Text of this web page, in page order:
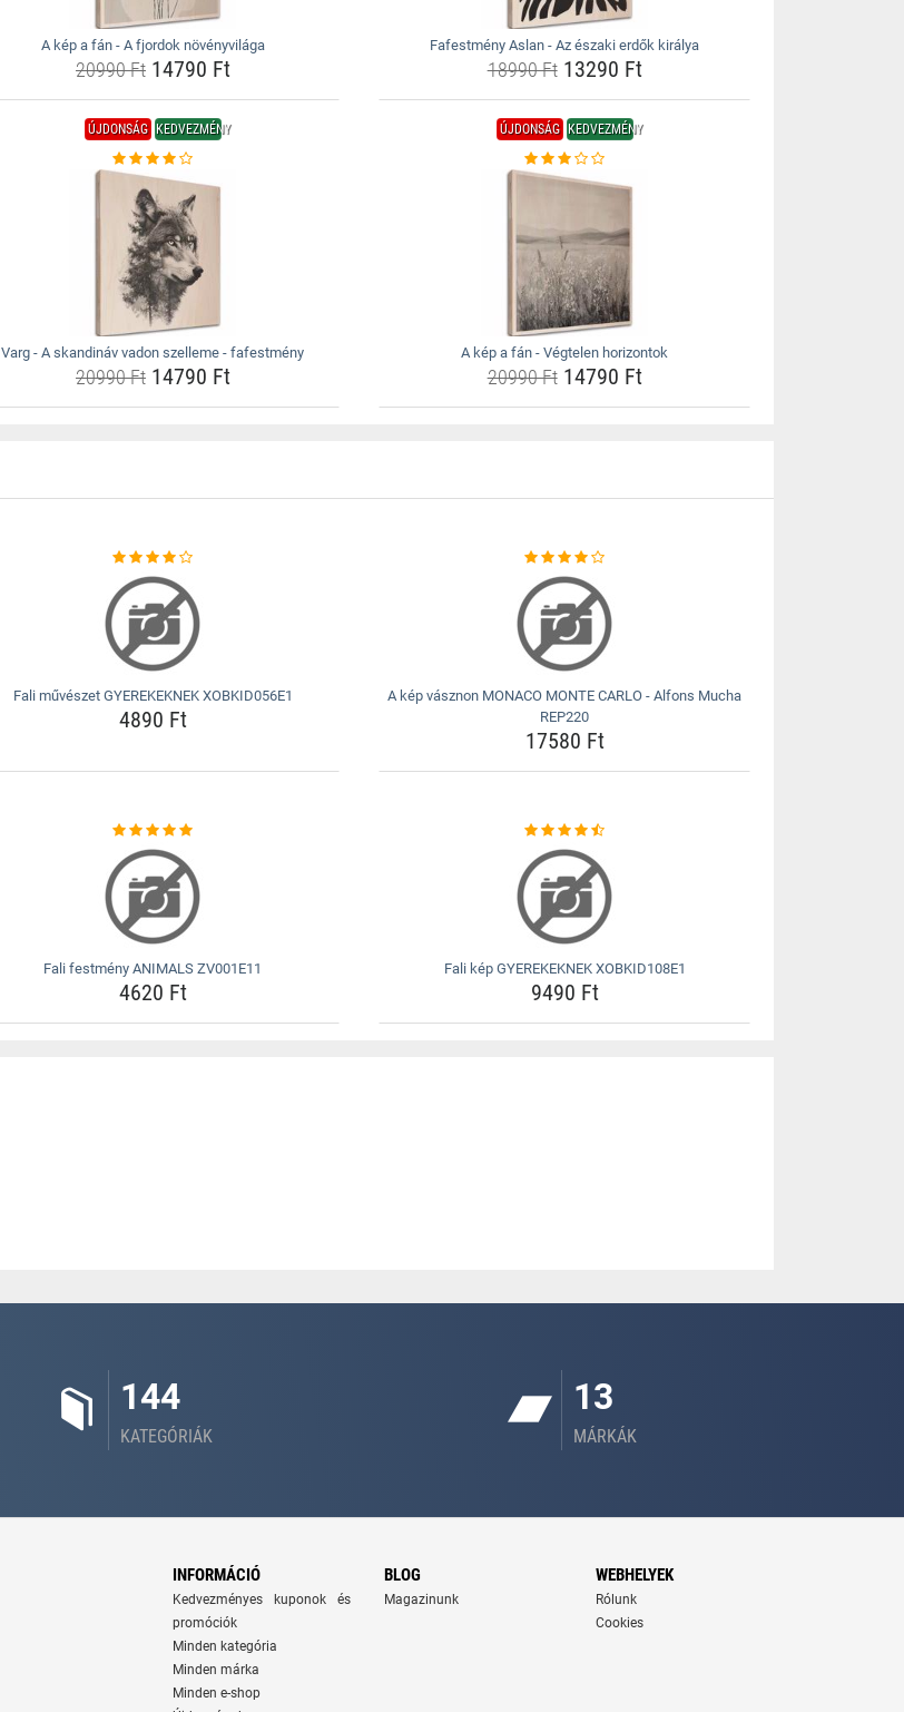
A kép a fán - A fjordok növényvilága
20990 Ft14790 Ft
Fafestmény Aslan - Az északi erdők királya
18990 Ft13290 Ft
ÚJDONSÁG KEDVEZMÉNY
Varg - A skandináv vadon szelleme - fafestmény
20990 Ft14790 Ft
ÚJDONSÁG KEDVEZMÉNY
A kép a fán - Végtelen horizontok
20990 Ft14790 Ft
Fali művészet GYEREKEKNEK XOBKID056E1
4890 Ft
A kép vásznon MONACO MONTE CARLO - Alfons Mucha
REP220
17580 Ft
Fali festmény ANIMALS ZV001E11
4620 Ft
Fali kép GYEREKEKNEK XOBKID108E1
9490 Ft
144
KATEGÓRIÁK
13
MÁRKÁK
INFORMÁCIÓ
Kedvezményes kuponok és
promóciók
Minden kategória
Minden márka
Minden e-shop
BLOG
Magazinunk
WEBHELYEK
Rólunk
Cookies